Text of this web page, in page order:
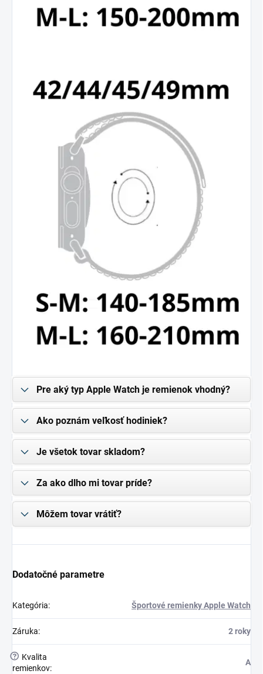
Pre aký typ Apple Watch je remienok vhodný?
Ako poznám veľkosť hodiniek?
Je všetok tovar skladom?
Za ako dlho mi tovar príde?
Môžem tovar vrátiť?
Dodatočné parametre
Kategória: Športové remienky Apple Watch
Záruka: 2 roky
?
Kvalita
remienkov:
A